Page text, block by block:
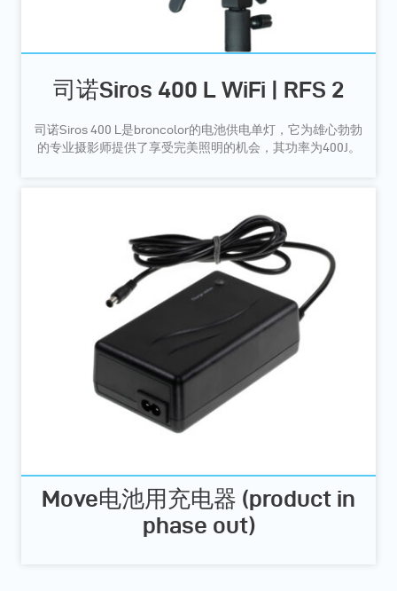
司诺Siros 400 L WiFi | RFS 2
司诺Siros 400 L是broncolor的电池供电单灯，它为雄心勃勃
的专业摄影师提供了享受完美照明的机会，其功率为400J。
Move电池用充电器 (product in
phase out)